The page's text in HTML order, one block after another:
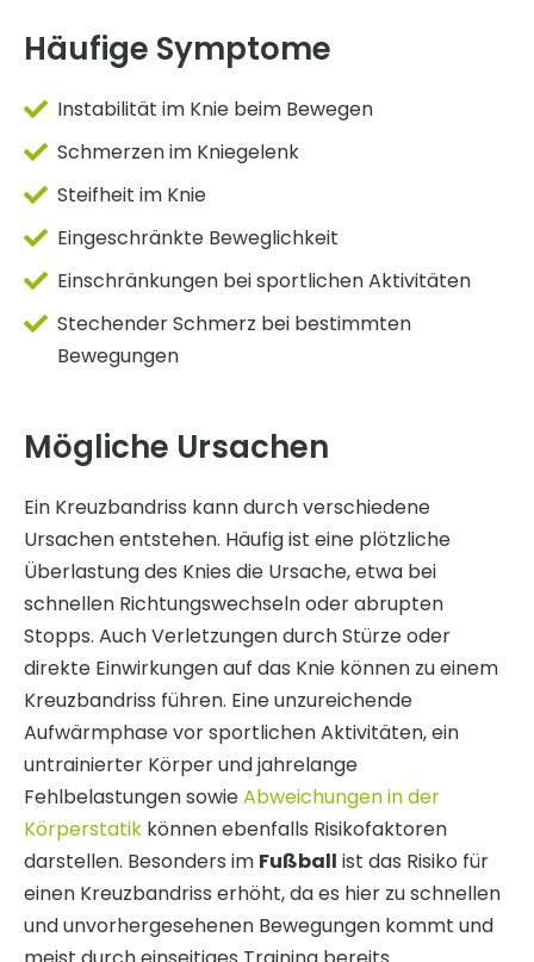
Häufige Symptome
Instabilität im Knie beim Bewegen
Schmerzen im Kniegelenk
Steifheit im Knie
Eingeschränkte Beweglichkeit
Einschränkungen bei sportlichen Aktivitäten
Stechender Schmerz bei bestimmten
Bewegungen
Mögliche Ursachen
Ein Kreuzbandriss kann durch verschiedene
Ursachen entstehen. Häufig ist eine plötzliche
Überlastung des Knies die Ursache, etwa bei
schnellen Richtungswechseln oder abrupten
Stopps. Auch Verletzungen durch Stürze oder
direkte Einwirkungen auf das Knie können zu einem
Kreuzbandriss führen. Eine unzureichende
Aufwärmphase vor sportlichen Aktivitäten, ein
untrainierter Körper und jahrelange
Fehlbelastungen sowieAbweichungen in der
Körperstatik können ebenfalls Risikofaktoren
darstellen. Besonders im Fußball ist das Risiko für
einen Kreuzbandriss erhöht, da es hier zu schnellen
und unvorhergesehenen Bewegungen kommt und